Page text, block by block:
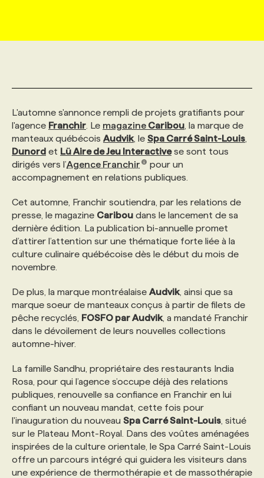
PRIX ET DISTINCTIONS
TENDANCES
GEO/SEO
ÉVÉNEMENTIEL
NOS AUTEUR‧RICES
FAQ
ANNONCEZ AVEC NOUS
FORMATIONS PERSONNALISÉES
NOS FORMATEUR‧RICES
POURQUOI CHOISIR NOS FORMATIONS
NOS TARIFS
PROGRAMMES DE SUBVENTIONS
FAQ
ANNONCEZ AVEC NOUS
NOS TARIFS
NOS EXPERTISES
FAQ
ANNONCEZ AVEC NOUS
L'automne s'annonce rempli de projets gratifiants pour
l'agence Franchir . Le magazine Caribou , la marque de
manteaux québécois Audvik, le Spa Carré Saint-Louis
Dunord et Lü Aire de Jeu Interactivese sont tous
dirigés vers l’Agence Franchir
pour un
accompagnement en relations publiques.
Cet automne, Franchir soutiendra, par les relations de
presse, le magazine Caribou dans le lancement de sa
dernière édition. La publication bi-annuelle promet
d’attirer l’attention sur une thématique forte liée à la
culture culinaire québécoise dès le début du mois de
novembre.
De plus, la marque montréalaise Audvik, ainsi que sa
marque soeur de manteaux conçus à partir de filets de
pêche recyclés, FOSFO par Audvik, a mandaté Franchir
dans le dévoilement de leurs nouvelles collections
automne-hiver.
La famille Sandhu, propriétaire des restaurants India
Rosa, pour qui l’agence s’occupe déjà des relations
publiques, renouvelle sa confiance en Franchir en lui
confiant un nouveau mandat, cette fois pour
l'inauguration du nouveau Spa Carré Saint-Louis , situé
sur le Plateau Mont-Royal. Dans des voûtes aménagées
inspirées de la culture orientale, le Spa Carré Saint-Louis
offre un parcours intégré qui guidera les visiteurs dans
une expérience de thermothérapie et de massothérapie